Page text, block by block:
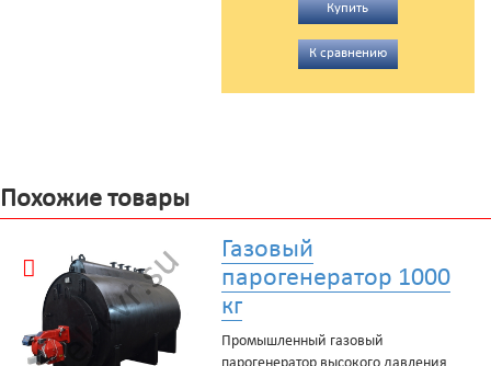
Купить
К сравнению
Похожие товары
Газовый
парогенератор 1000
кг
Промышленный газовый